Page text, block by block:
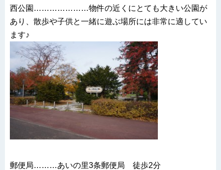
西公園…………………物件の近くにとても大きい公園が
あり、散歩や子供と一緒に遊ぶ場所には非常に適してい
ます♪
郵便局………あいの里3条郵便局 徒歩2分